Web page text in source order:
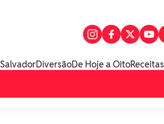
SalvadorDiversãoDe Hoje a OitoReceitas